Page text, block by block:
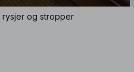
rysjer og stropper